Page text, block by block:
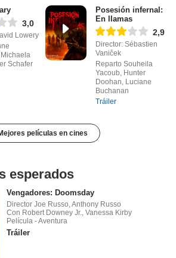
3,0
Lowery
Schafer
Posesión infernal:
En llamas
2,9
Director: Sébastien
Vaniček
Reparto Souheila
Yacoub, Hunter
Doohan, Luciane
Buchanan
Tráiler
películas en cines
esperados
Vengadores: Doomsday
Director Joe Russo, Anthony Russo
Con Robert Downey Jr., Vanessa Kirby
Película - Aventura
Tráiler